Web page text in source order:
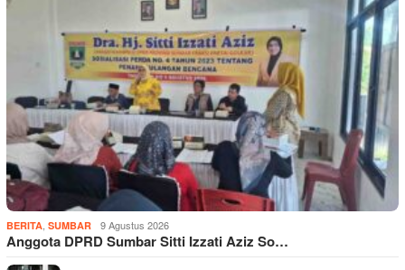
BERITA SUMBAR 9 Agustus 2026
Anggota DPRD Sumbar Sitti Izzati Aziz So…